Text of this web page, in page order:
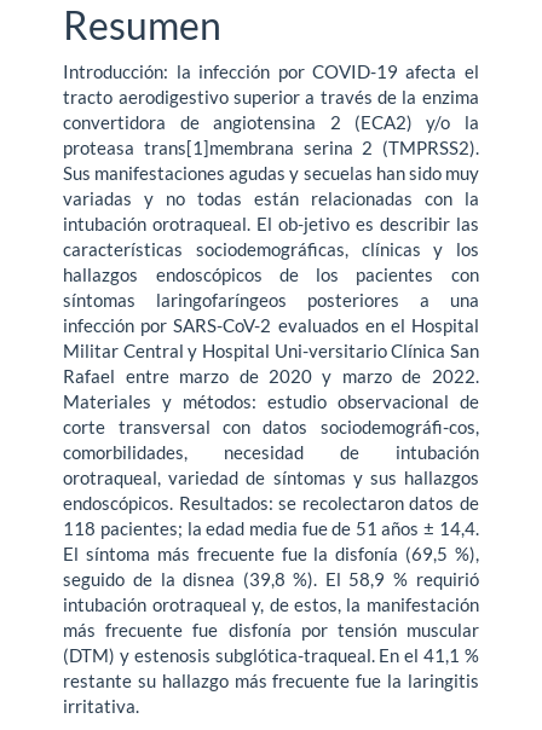
Resumen
Introducción: la infección por COVID-19 afecta el
tracto aerodigestivo superior a través de la enzima
convertidora de angiotensina 2 (ECA2) y/o la
proteasa trans[1]membrana serina 2 (TMPRSS2).
Sus manifestaciones agudas y secuelas han sido muy
variadas y no todas están relacionadas con la
intubación orotraqueal. El ob-jetivo es describir las
características sociodemográficas, clínicas y los
hallazgos endoscópicos de los pacientes con
síntomas laringofaríngeos posteriores a una
infección por SARS-CoV-2 evaluados en el Hospital
Militar Central y Hospital Uni-versitario Clínica San
Rafael entre marzo de 2020 y marzo de 2022.
Materiales y métodos: estudio observacional de
corte transversal con datos sociodemográfi-cos,
comorbilidades, necesidad de intubación
orotraqueal, variedad de síntomas y sus hallazgos
endoscópicos. Resultados: se recolectaron datos de
118 pacientes; la edad media fue de 51 años ± 14,4.
El síntoma más frecuente fue la disfonía (69,5 %),
seguido de la disnea (39,8 %). El 58,9 % requirió
intubación orotraqueal y, de estos, la manifestación
más frecuente fue disfonía por tensión muscular
(DTM) y estenosis subglótica-traqueal. En el 41,1 %
restante su hallazgo más frecuente fue la laringitis
irritativa.